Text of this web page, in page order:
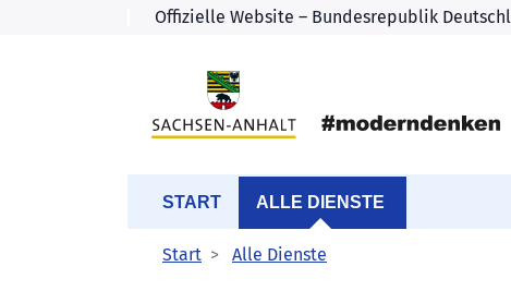
START ALLE DIENSTE
Start Alle Dienste